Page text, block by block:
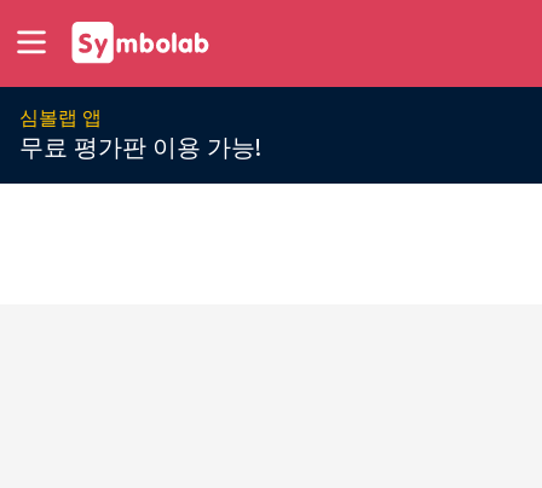
심볼랩 앱
무료 평가판 이용 가능!